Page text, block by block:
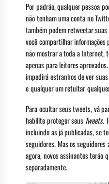
Por padrão, qualquer pessoa
não tenham uma conta no
também podem retweetar
você compartilhar
não mostrar a toda a Internet,
apenas para leitores
impedirá estranhos de ver
e qualquer um retuitar
Para ocultar seus tweets, vá
habilite proteger seus Tweets.
incluindo as já publicadas, se
seguidores. Mas os
agora, novos assinantes terão
separadamente.